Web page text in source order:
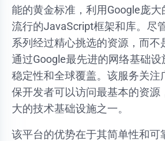
能的黄金标准，利用Google庞
流行的JavaScript框架和库。尽
系列经过精心挑选的资源，而不
通过Google最先进的网络基础
稳定性和全球覆盖。该服务关注
保开发者可以访问最基本的资源
大的技术基础设施之一。
该平台的优势在于其简单性和可